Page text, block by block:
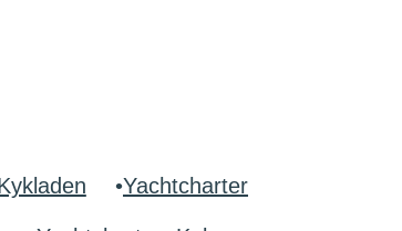
•Yachtcharter